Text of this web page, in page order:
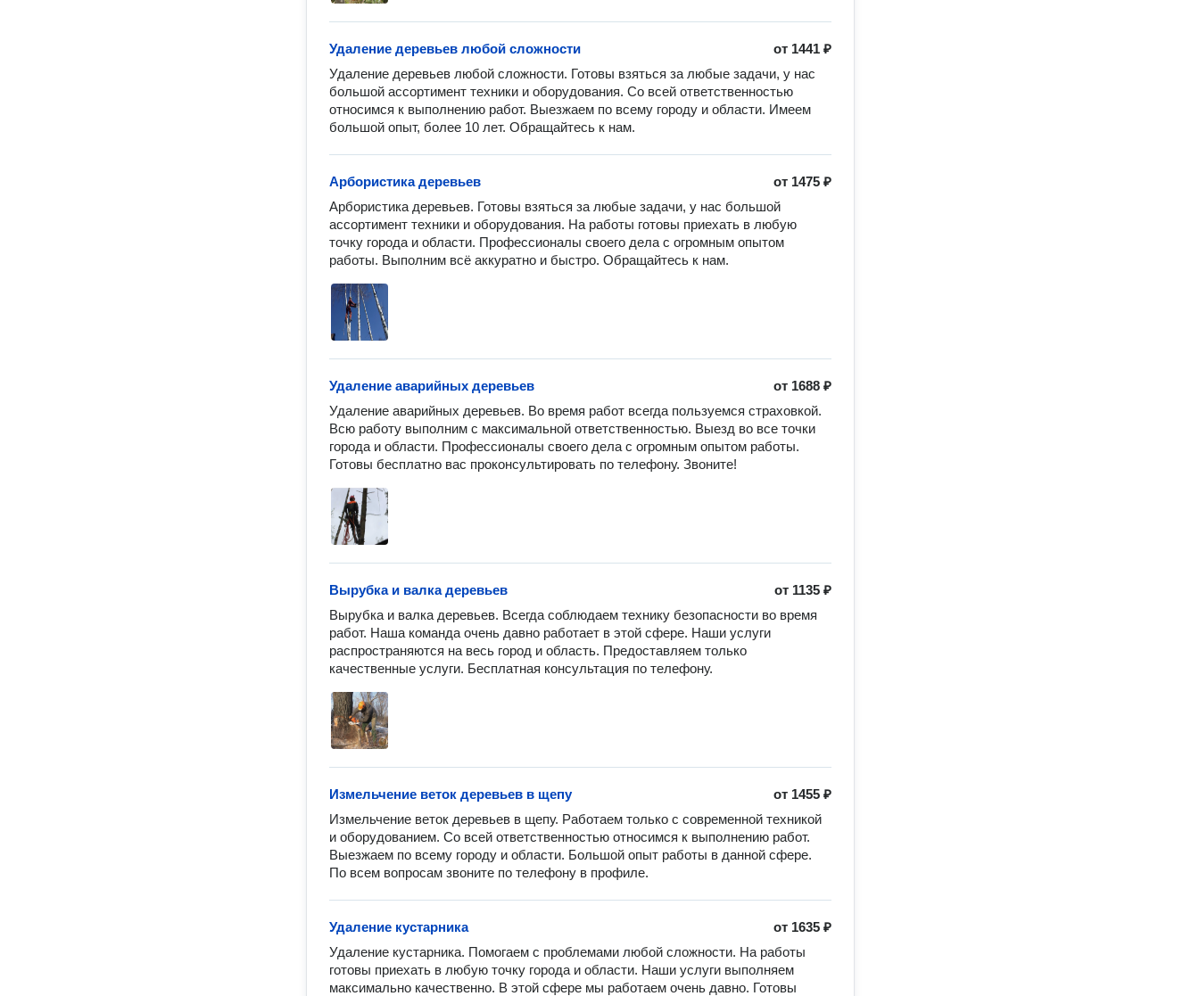
от 1441 ₽
Удаление деревьев любой сложности
Удаление деревьев любой сложности. Готовы взяться за любые задачи, у нас
большой ассортимент техники и оборудования. Со всей ответственностью
относимся к выполнению работ. Выезжаем по всему городу и области. Имеем
большой опыт, более 10 лет. Обращайтесь к нам.
от 1475 ₽
Арбористика деревьев
Арбористика деревьев. Готовы взяться за любые задачи, у нас большой
ассортимент техники и оборудования. На работы готовы приехать в любую
точку города и области. Профессионалы своего дела с огромным опытом
работы. Выполним всё аккуратно и быстро. Обращайтесь к нам.
от 1688 ₽
Удаление аварийных деревьев
Удаление аварийных деревьев. Во время работ всегда пользуемся страховкой.
Всю работу выполним с максимальной ответственностью. Выезд во все точки
города и области. Профессионалы своего дела с огромным опытом работы.
Готовы бесплатно вас проконсультировать по телефону. Звоните!
от 1135 ₽
Вырубка и валка деревьев
Вырубка и валка деревьев. Всегда соблюдаем технику безопасности во время
работ. Наша команда очень давно работает в этой сфере. Наши услуги
распространяются на весь город и область. Предоставляем только
качественные услуги. Бесплатная консультация по телефону.
от 1455 ₽
Измельчение веток деревьев в щепу
Измельчение веток деревьев в щепу. Работаем только с современной техникой
и оборудованием. Со всей ответственностью относимся к выполнению работ.
Выезжаем по всему городу и области. Большой опыт работы в данной сфере.
По всем вопросам звоните по телефону в профиле.
от 1635 ₽
Удаление кустарника
Удаление кустарника. Помогаем с проблемами любой сложности. На работы
готовы приехать в любую точку города и области. Наши услуги выполняем
максимально качественно. В этой сфере мы работаем очень давно. Готовы